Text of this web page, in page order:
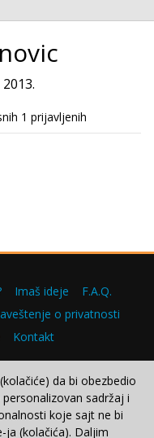
1 prijavljenih
Imaš ideje
F.A.Q.
o privatnosti
Kontakt
da bi obezbedio
sadržaj i
koje sajt ne bi
ja (kolačića). Daljim